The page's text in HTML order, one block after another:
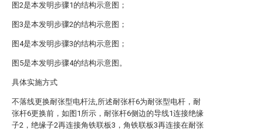
图2是本发明步骤1的结构示意图；
图3是本发明步骤2的结构示意图；
图4是本发明步骤3的结构示意图；
图5是本发明步骤4的结构示意图。
具体实施方式
不落线更换耐张型电杆法,所述耐张杆6为耐张型电杆，耐
张杆6更换前，如图1所示，耐张杆6侧边的导线1连接绝缘
子2，绝缘子2再连接角铁联板3，角铁联板3再连接在耐张